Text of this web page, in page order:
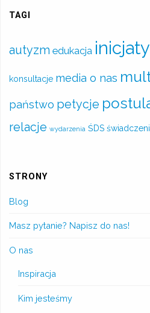
TAGI
autyzm edukacja
konsultacje media o nas
państwo petycje
relacje wydarzenia ŚDS
STRONY
Blog
Masz pytanie? Napisz do nas!
O nas
Inspiracja
Kim jesteśmy